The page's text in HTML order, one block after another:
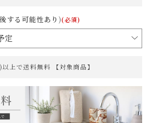
する可能性あり)(必須)
上で送料無料 【対象商品】